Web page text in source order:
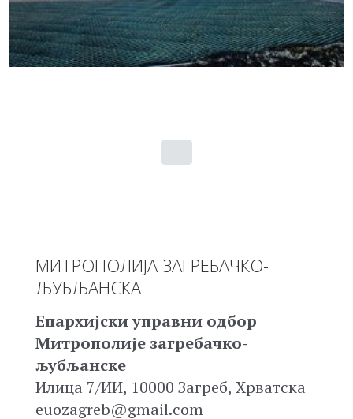
МИТРОПОЛИЈА ЗАГРЕБАЧКО-
ЉУБЉАНСКА
Епархијски управни одбор
Митрополије загребачко-
љубљанске
Илица 7/ИИ, 10000 Загреб, Хрватска
euozagreb@gmail.com